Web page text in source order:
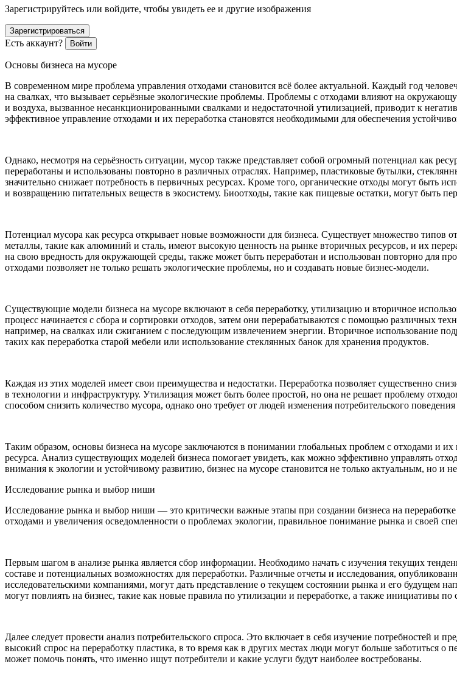
Зарегистрируйтесь или войдите, чтобы увидеть ее и другие изображения
Зарегистрироваться
Есть аккаунт? Войти
Основы бизнеса на мусоре
В современном мире проблема управления отходами становится всё более актуальной. Каждый год
на свалках, что вызывает серьёзные экологические проблемы. Проблемы с отходами влияют на
и воздуха, вызванное несанкционированными свалками и недостаточной утилизацией, приводит к
эффективное управление отходами и их переработка становятся необходимыми для обеспечения
Однако, несмотря на серьёзность ситуации, мусор также представляет собой огромный потенциал как
переработаны и использованы повторно в различных отраслях. Например, пластиковые бутылки,
значительно снижает потребность в первичных ресурсах. Кроме того, органические отходы могут быть
и возвращению питательных веществ в экосистему. Биоотходы, такие как пищевые остатки, могут быть
Потенциал мусора как ресурса открывает новые возможности для бизнеса. Существует множество типов
металлы, такие как алюминий и сталь, имеют высокую ценность на рынке вторичных ресурсов, и их
на свою вредность для окружающей среды, также может быть переработан и использован повторно для
отходами позволяет не только решать экологические проблемы, но и создавать новые бизнес-модели.
Существующие модели бизнеса на мусоре включают в себя переработку, утилизацию и вторичное
процесс начинается с сбора и сортировки отходов, затем они перерабатываются с помощью различных
например, на свалках или сжиганием с последующим извлечением энергии. Вторичное использование
таких как переработка старой мебели или использование стеклянных банок для хранения продуктов.
Каждая из этих моделей имеет свои преимущества и недостатки. Переработка позволяет существенно
в технологии и инфраструктуру. Утилизация может быть более простой, но она не решает проблему
способом снизить количество мусора, однако оно требует от людей изменения потребительского
Таким образом, основы бизнеса на мусоре заключаются в понимании глобальных проблем с отходами и
ресурса. Анализ существующих моделей бизнеса помогает увидеть, как можно эффективно управлять
внимания к экологии и устойчивому развитию, бизнес на мусоре становится не только актуальным, но и
Исследование рынка и выбор ниши
Исследование рынка и выбор ниши — это критически важные этапы при создании бизнеса на
отходами и увеличения осведомленности о проблемах экологии, правильное понимание рынка и своей
Первым шагом в анализе рынка является сбор информации. Необходимо начать с изучения текущих
составе и потенциальных возможностях для переработки. Различные отчеты и исследования,
исследовательскими компаниями, могут дать представление о текущем состоянии рынка и его будущем
могут повлиять на бизнес, такие как новые правила по утилизации и переработке, а также инициативы
Далее следует провести анализ потребительского спроса. Это включает в себя изучение потребностей
высокий спрос на переработку пластика, в то время как в других местах люди могут больше заботиться
может помочь понять, что именно ищут потребители и какие услуги будут наиболее востребованы.